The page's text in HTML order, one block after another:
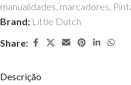
manualidades, marcadores,
Brand: Little Dutch
Share:
Descrição